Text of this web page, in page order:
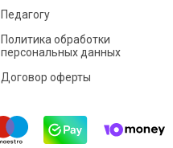
Педагогу
Политика обработки
персональных данных
Договор оферты